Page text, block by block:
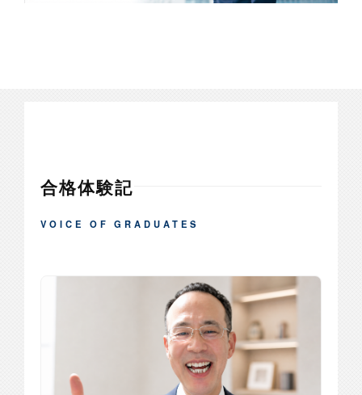
合格体験記
VOICE OF GRADUATES